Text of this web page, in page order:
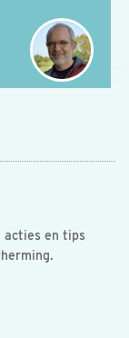
acties en tips